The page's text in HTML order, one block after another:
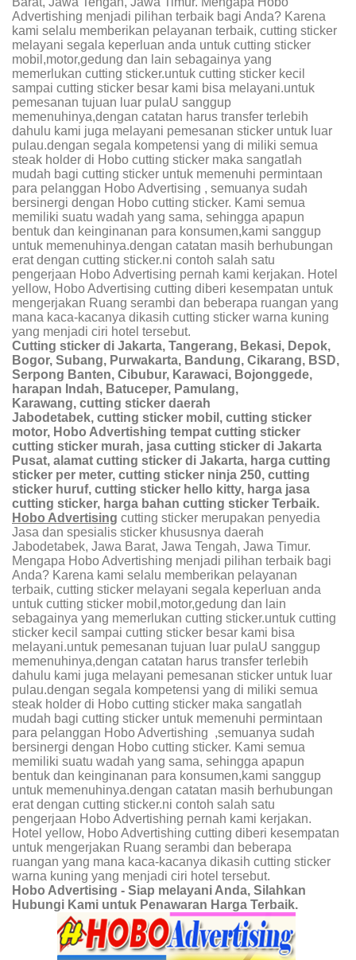
Advertishing menjadi pilihan terbaik bagi Anda? Karena
kami selalu memberikan pelayanan terbaik, cutting sticker
melayani segala keperluan anda untuk cutting sticker
mobil,motor,gedung dan lain sebagainya yang
memerlukan cutting sticker.untuk cutting sticker kecil
sampai cutting sticker besar kami bisa melayani.untuk
pemesanan tujuan luar pulaU sanggup
memenuhinya,dengan catatan harus transfer terlebih
dahulu kami juga melayani pemesanan sticker untuk luar
pulau.dengan segala kompetensi yang di miliki semua
steak holder di Hobo cutting sticker maka sangatlah
mudah bagi cutting sticker untuk memenuhi permintaan
para pelanggan Hobo Advertising , semuanya sudah
bersinergi dengan Hobo cutting sticker. Kami semua
memiliki suatu wadah yang sama, sehingga apapun
bentuk dan keinginanan para konsumen,kami sanggup
untuk memenuhinya.dengan catatan masih berhubungan
erat dengan cutting sticker.ni contoh salah satu
pengerjaan Hobo Advertising pernah kami kerjakan. Hotel
yellow, Hobo Advertising cutting diberi kesempatan untuk
mengerjakan Ruang serambi dan beberapa ruangan yang
mana kaca-kacanya dikasih cutting sticker warna kuning
yang menjadi ciri hotel tersebut.
Cutting sticker di Jakarta, Tangerang, Bekasi, Depok,
Bogor, Subang, Purwakarta, Bandung, Cikarang, BSD,
Serpong Banten, Cibubur, Karawaci, Bojonggede,
harapan Indah, Batuceper, Pamulang,
Karawang, cutting sticker daerah
Jabodetabek, cutting sticker mobil, cutting sticker
motor, Hobo Advertishing tempat cutting sticker
cutting sticker murah, jasa cutting sticker di Jakarta
Pusat, alamat cutting sticker di Jakarta, harga cutting
sticker per meter, cutting sticker ninja 250, cutting
sticker huruf, cutting sticker hello kitty, harga jasa
cutting sticker, harga bahan cutting sticker Terbaik.
Hobo Advertising cutting sticker merupakan penyedia
Jasa dan spesialis sticker khususnya daerah
Jabodetabek, Jawa Barat, Jawa Tengah, Jawa Timur.
Mengapa Hobo Advertishing menjadi pilihan terbaik bagi
Anda? Karena kami selalu memberikan pelayanan
terbaik, cutting sticker melayani segala keperluan anda
untuk cutting sticker mobil,motor,gedung dan lain
sebagainya yang memerlukan cutting sticker.untuk cutting
sticker kecil sampai cutting sticker besar kami bisa
melayani.untuk pemesanan tujuan luar pulaU sanggup
memenuhinya,dengan catatan harus transfer terlebih
dahulu kami juga melayani pemesanan sticker untuk luar
pulau.dengan segala kompetensi yang di miliki semua
steak holder di Hobo cutting sticker maka sangatlah
mudah bagi cutting sticker untuk memenuhi permintaan
para pelanggan Hobo Advertishing ,semuanya sudah
bersinergi dengan Hobo cutting sticker. Kami semua
memiliki suatu wadah yang sama, sehingga apapun
bentuk dan keinginanan para konsumen,kami sanggup
untuk memenuhinya.dengan catatan masih berhubungan
erat dengan cutting sticker.ni contoh salah satu
pengerjaan Hobo Advertishing pernah kami kerjakan.
Hotel yellow, Hobo Advertishing cutting diberi kesempatan
untuk mengerjakan Ruang serambi dan beberapa
ruangan yang mana kaca-kacanya dikasih cutting sticker
warna kuning yang menjadi ciri hotel tersebut.
Hobo Advertising - Siap melayani Anda, Silahkan
Hubungi Kami untuk Penawaran Harga Terbaik.